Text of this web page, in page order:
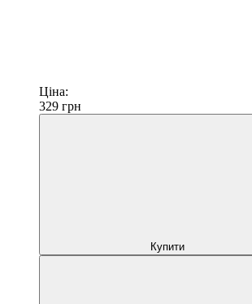
Ціна:
329 грн
Купити